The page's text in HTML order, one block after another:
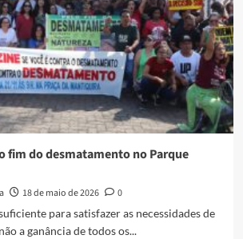
fim do desmatamento no Parque
18 de maio de 2026
0
para satisfazer as necessidades de
a ganância de todos os...